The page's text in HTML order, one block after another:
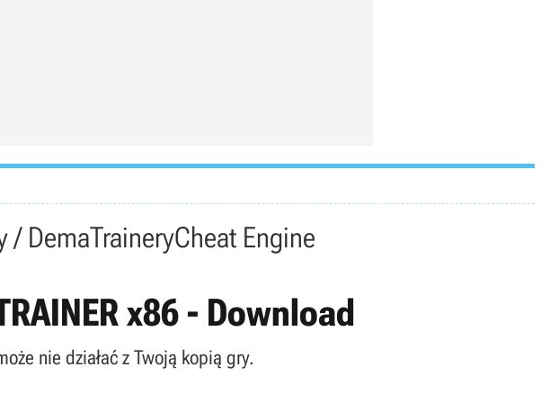
/ DemaTraineryCheat Engine
x86 - Download
nie działać z Twoją kopią gry.